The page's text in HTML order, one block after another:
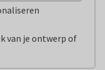
van je ontwerp of